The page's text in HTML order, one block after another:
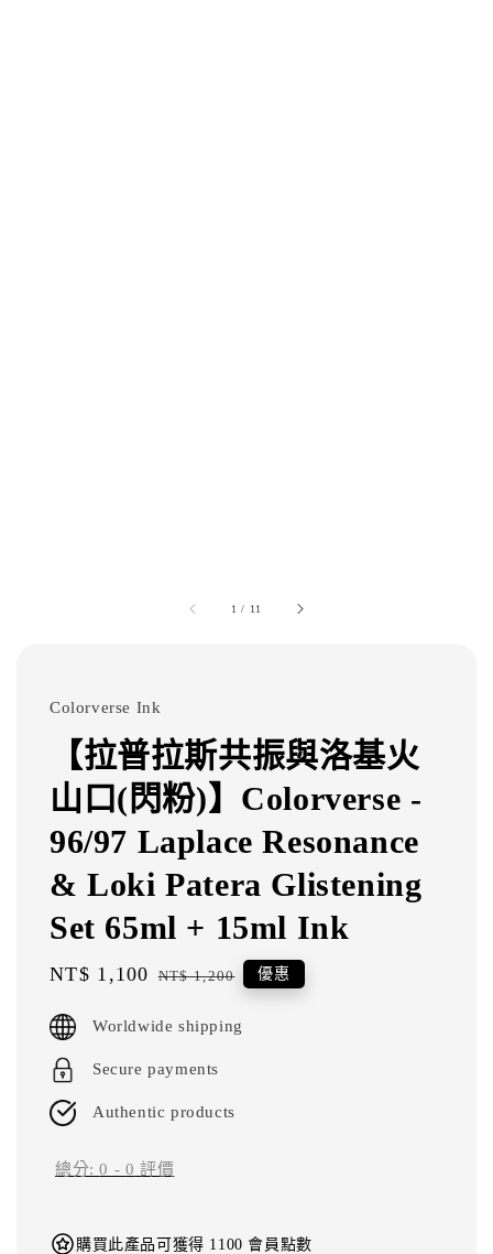
1 / 11
Colorverse Ink
【拉普拉斯共振與洛基火
山口(閃粉)】Colorverse -
96/97 Laplace Resonance
& Loki Patera Glistening
Set 65ml + 15ml Ink
Sale
NT$ 1,100 Regular
NT$ 1,200 優惠
Worldwide shipping
Secure payments
Authentic products
總分:0 - 0 評價
購買此產品可獲得 1100 會員點數